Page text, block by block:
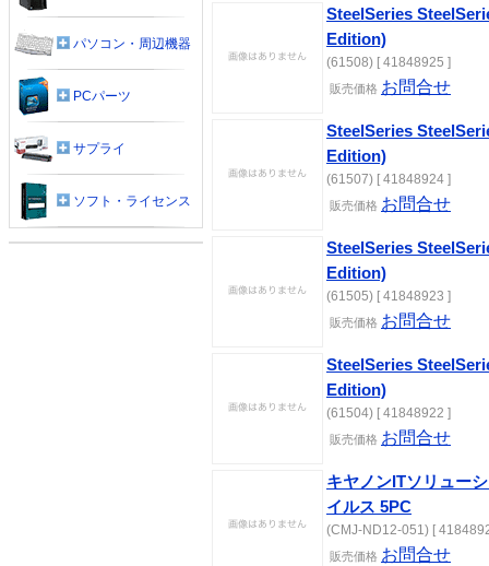
SteelSeries
Edition)
(61508) [ 41848925 ]
販売価格 お問合せ
SteelSeries
Edition)
(61507) [ 41848924 ]
販売価格 お問合せ
SteelSeries
Edition)
(61505) [ 41848923 ]
販売価格 お問合せ
SteelSeries
Edition)
(61504) [ 41848922 ]
販売価格 お問合せ
キヤノンITソリュー
イルス 5PC
(CMJ-ND12-051) [
販売価格 お問合せ
パソコン・周辺機器
PCパーツ
サプライ
ソフト・ライセンス